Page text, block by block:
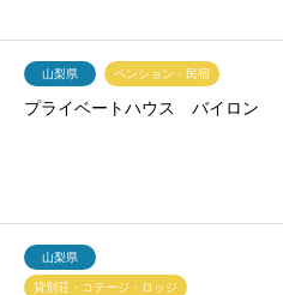
山梨県 ペンション・民宿
プライベートハウス バイロン
山梨県
貸別荘・コテージ・ロッジ